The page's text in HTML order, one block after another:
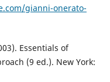
gianni-onerato-
Essentials of
(9 ed.). New York: